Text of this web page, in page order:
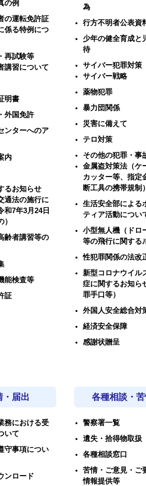
の例
の運転免許証
係る特例につ
再試験等
講習について
明書
外国免許
ンターへのア
内
るお知らせ
通法の施行に
和7年3月24日
）
齢者講習等の
能検査等
証
為
行方不明者公表資
少年の健全育成と
待
サイバー犯罪対策
サイバー戦略
薬物犯罪
暴力団関係
災害に備えて
テロ対策
その他の犯罪・事
金属盗対策法（ケ
カッター等、指定
断工具の携帯規制）
生活安全部による
ティア活動につい
小型無人機（ドロ
等の飛行に関する
性犯罪関係の法改
新型コロナウイル
症に関するお知ら
罪手口等）
外国人安全総合対
経済安全保障
感謝状贈呈
・届出
務における受
いて
守事項につい
ンロード
各種相談・
警察署一覧
遺失・拾得物取扱
各種相談窓口
苦情・ご意見・ご
情報提供等